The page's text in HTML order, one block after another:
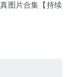
图片合集【持续